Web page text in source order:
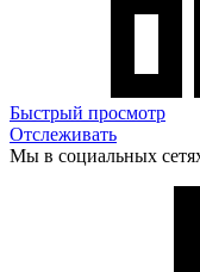
Быстрый просмотр
Отслеживать
Мы в социальных